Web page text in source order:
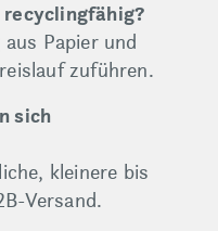
Papier und
zuführen.
sich
kleinere bis
Versand.